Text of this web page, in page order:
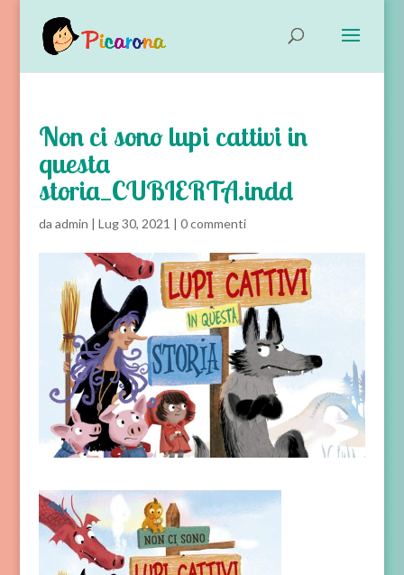
Non ci sono lupi cattivi in
questa
storia_CUBIERTA.indd
da admin | Lug 30, 2021 | 0 commenti